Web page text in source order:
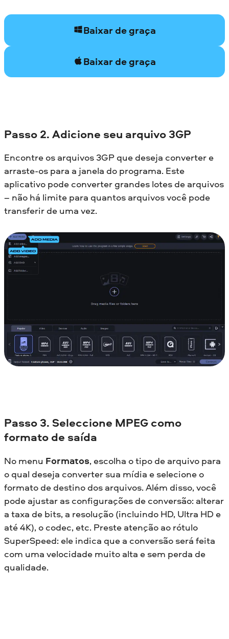
Baixar de graça
Baixar de graça
Passo 2. Adicione seu arquivo 3GP
Encontre os arquivos 3GP que deseja converter e
arraste-os para a janela do programa. Este
aplicativo pode converter grandes lotes de arquivos
– não há limite para quantos arquivos você pode
transferir de uma vez.
Passo 3. Seleccione MPEG como
formato de saída
No menu Formatos, escolha o tipo de arquivo para
o qual deseja converter sua mídia e selecione o
formato de destino dos arquivos. Além disso, você
pode ajustar as configurações de conversão: alterar
a taxa de bits, a resolução (incluindo HD, Ultra HD e
até 4K), o codec, etc. Preste atenção ao rótulo
SuperSpeed: ele indica que a conversão será feita
com uma velocidade muito alta e sem perda de
qualidade.